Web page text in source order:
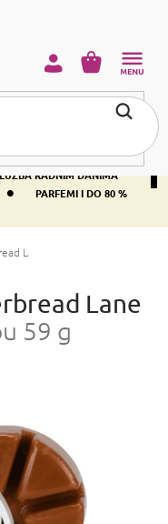
•
400+ SVJETSKI
RADNIM DANIMA
•
PARFEMI I DO 80 %
KOŠARICA
Lane
Lane
59 g